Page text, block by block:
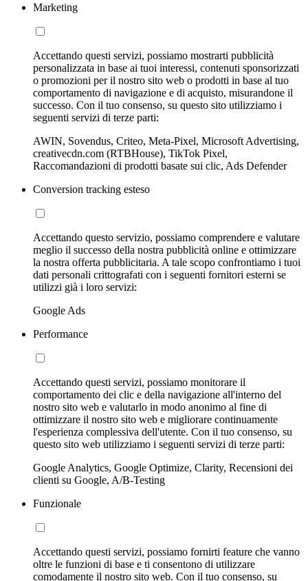
Marketing
Accettando questi servizi, possiamo mostrarti pubblicità
personalizzata in base ai tuoi interessi, contenuti sponsorizzati
o promozioni per il nostro sito web o prodotti in base al tuo
comportamento di navigazione e di acquisto, misurandone il
successo. Con il tuo consenso, su questo sito utilizziamo i
seguenti servizi di terze parti:
AWIN, Sovendus, Criteo, Meta-Pixel, Microsoft Advertising,
creativecdn.com (RTBHouse), TikTok Pixel,
Raccomandazioni di prodotti basate sui clic, Ads Defender
Conversion tracking esteso
Accettando questo servizio, possiamo comprendere e valutare
meglio il successo della nostra pubblicità online e ottimizzare
la nostra offerta pubblicitaria. A tale scopo confrontiamo i tuoi
dati personali crittografati con i seguenti fornitori esterni se
utilizzi già i loro servizi:
Google Ads
Performance
Accettando questi servizi, possiamo monitorare il
comportamento dei clic e della navigazione all'interno del
nostro sito web e valutarlo in modo anonimo al fine di
ottimizzare il nostro sito web e migliorare continuamente
l'esperienza complessiva dell'utente. Con il tuo consenso, su
questo sito web utilizziamo i seguenti servizi di terze parti:
Google Analytics, Google Optimize, Clarity, Recensioni dei
clienti su Google, A/B-Testing
Funzionale
Accettando questi servizi, possiamo fornirti feature che vanno
oltre le funzioni di base e ti consentono di utilizzare
comodamente il nostro sito web. Con il tuo consenso, su